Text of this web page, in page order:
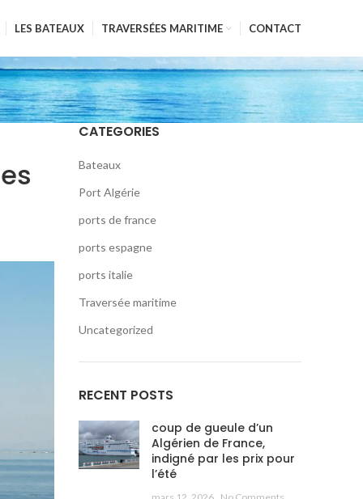
LES BATEAUX TRAVERSÉES MARITIME CONTACT
CATEGORIES
Bateaux
Port Algérie
ports de france
ports espagne
ports italie
Traversée maritime
Uncategorized
RECENT POSTS
coup de gueule d’un
Algérien de France,
indigné par les prix pour
l’été